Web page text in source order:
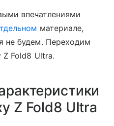
впечатлениями
материале,
не будем. Переходим
Z Fold8 Ultra.
Z Fold8 Ultra